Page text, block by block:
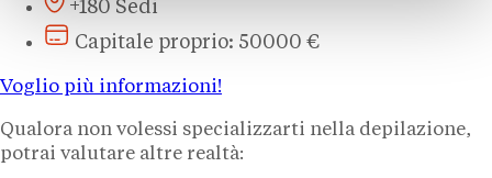
+180 Sedi
Capitale proprio: 50000 €
Voglio più informazioni!
Qualora non volessi specializzarti nella depilazione,
potrai valutare altre realtà: